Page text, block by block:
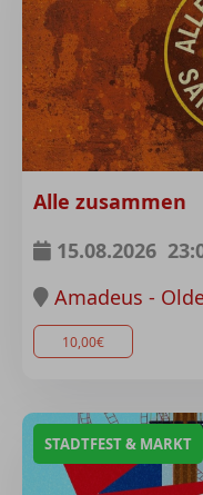
Alle zusammen
15.08.2026
Amadeus -
10,00€
STADTFEST & MARKT